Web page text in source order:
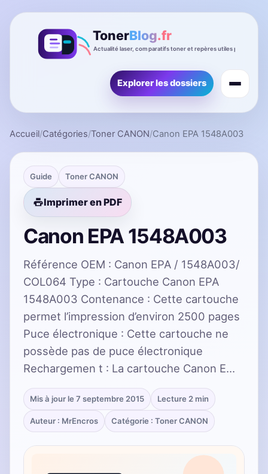
Explorer les dossiers
Accueil/Catégories/Toner CANON/Canon EPA 1548A003
Guide Toner CANON
Imprimer en PDF
Canon EPA 1548A003
Référence OEM : Canon EPA / 1548A003/
COL064 Type : Cartouche Canon EPA
1548A003 Contenance : Cette cartouche
permet l’impression d’environ 2500 pages
Puce électronique : Cette cartouche ne
possède pas de puce électronique
Rechargemen t : La cartouche Canon E…
Mis à jour le 7 septembre 2015 Lecture 2 min
Auteur : MrEncros Catégorie : Toner CANON